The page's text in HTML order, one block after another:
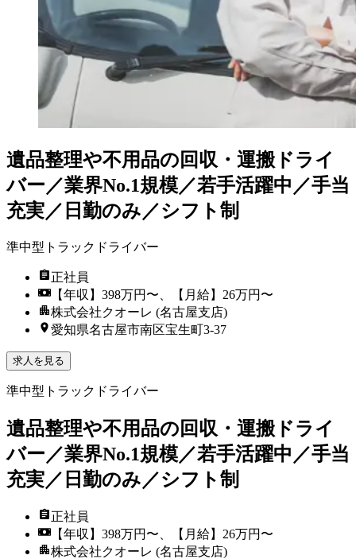
遺品整理や不用品の回収・運搬ドライ
バー／業界No.1規模／若手活躍中／手当
充実／日勤のみ／シフト制
準中型トラックドライバー
正社員
【年収】398万円〜、【月給】26万円〜
株式会社クオーレ (名古屋支店)
愛知県名古屋市南区宝生町3-37
求人を見る
準中型トラックドライバー
遺品整理や不用品の回収・運搬ドライ
バー／業界No.1規模／若手活躍中／手当
充実／日勤のみ／シフト制
正社員
【年収】398万円〜、【月給】26万円〜
株式会社クオーレ (名古屋支店)